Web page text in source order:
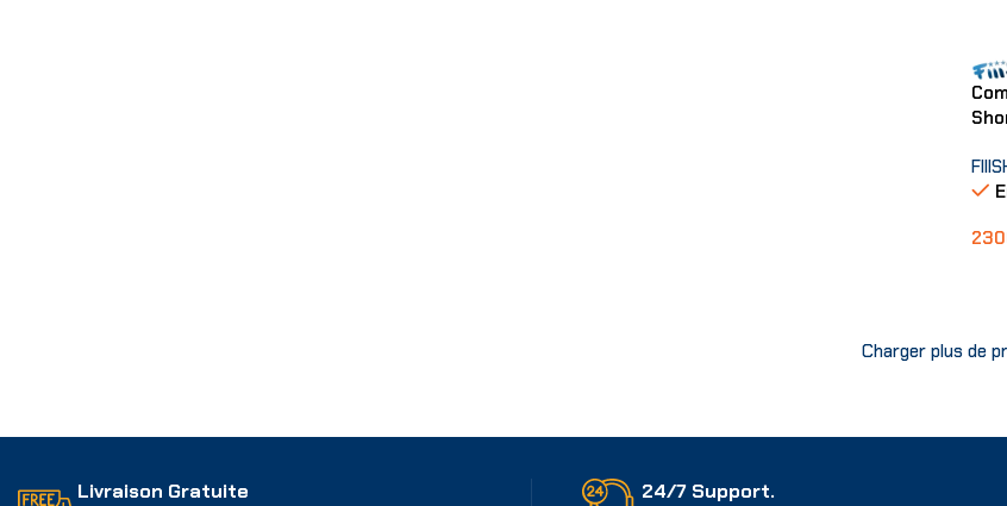
Charger plus de
Livraison Gratuite 24/7 Support.